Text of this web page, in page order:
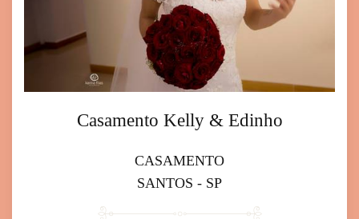
Casamento Kelly & Edinho
CASAMENTO
SANTOS - SP